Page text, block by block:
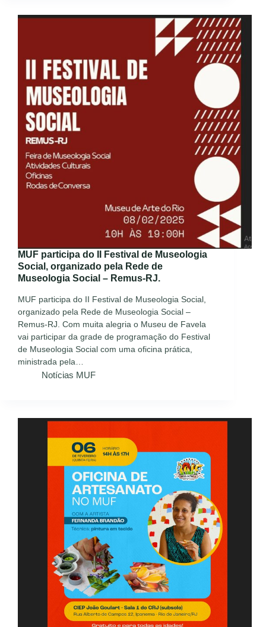
MUF participa do II Festival de Museologia
Social, organizado pela Rede de
Museologia Social – Remus-RJ.
MUF participa do II Festival de Museologia Social,
organizado pela Rede de Museologia Social –
Remus-RJ. Com muita alegria o Museu de Favela
vai participar da grade de programação do Festival
de Museologia Social com uma oficina prática,
ministrada pela…
Notícias MUF